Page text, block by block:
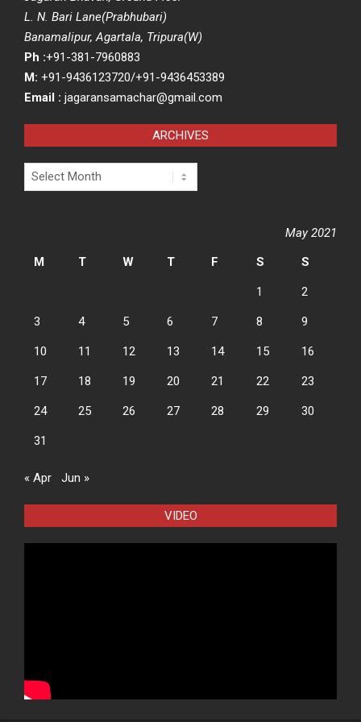
L. N. Bari Lane(Prabhubari)
Banamalipur, Agartala, Tripura(W)
Ph :+91-381-7960883
M: +91-9436123720/+91-9436453389
Email : jagaransamachar@gmail.com
ARCHIVES
Archives
May 2021
M
T W T F S S
1 2
3 4 5 6 7 8 9
10 11 12 13 14 15 16
17 18 19 20 21 22 23
24 25 26 27 28 29 30
31
« Apr Jun »
VIDEO